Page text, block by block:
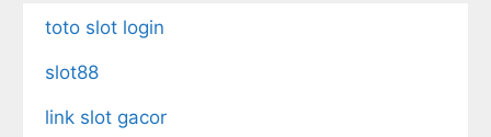
toto slot login
slot88
link slot gacor